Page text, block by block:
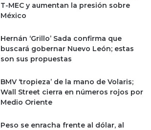
T-MEC y aumentan la presión sobre
México
Hernán ‘Grillo’ Sada confirma que
buscará gobernar Nuevo León; estas
son sus propuestas
BMV ‘tropieza’ de la mano de Volaris;
Wall Street cierra en números rojos por
Medio Oriente
Peso se enracha frente al dólar, al